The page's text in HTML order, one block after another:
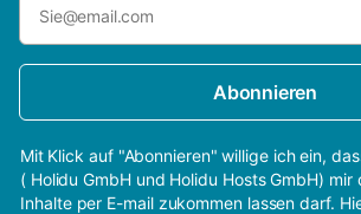
Abonnieren
Mit Klick auf "Abonnieren" willige ich ein,
( Holidu GmbH und Holidu Hosts GmbH)
Inhalte per E-mail zukommen lassen darf.